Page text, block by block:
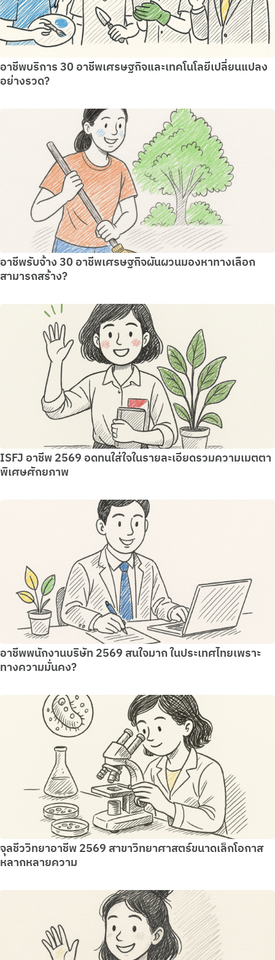
อาชีพบริการ 30 อาชีพเศรษฐกิจและเทคโนโลยีเปลี่ยนแปลง
อย่างรวด?
อาชีพรับจ้าง 30 อาชีพเศรษฐกิจผันผวนมองหาทางเลือก
สามารถสร้าง?
ISFJ อาชีพ 2569 อดทนใส่ใจในรายละเอียดรวมความเมตตา
พิเศษศักยภาพ
อาชีพพนักงานบริษัท 2569 สนใจมาก ในประเทศไทยเพราะ
ทางความมั่นคง?
จุลชีววิทยาอาชีพ 2569 สาขาวิทยาศาสตร์ขนาดเล็กโอกาส
หลากหลายความ